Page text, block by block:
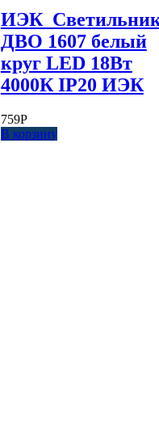
ДВО 1607 белый
круг LED 18Вт
4000К IP20 ИЭК
759Р
В корзину